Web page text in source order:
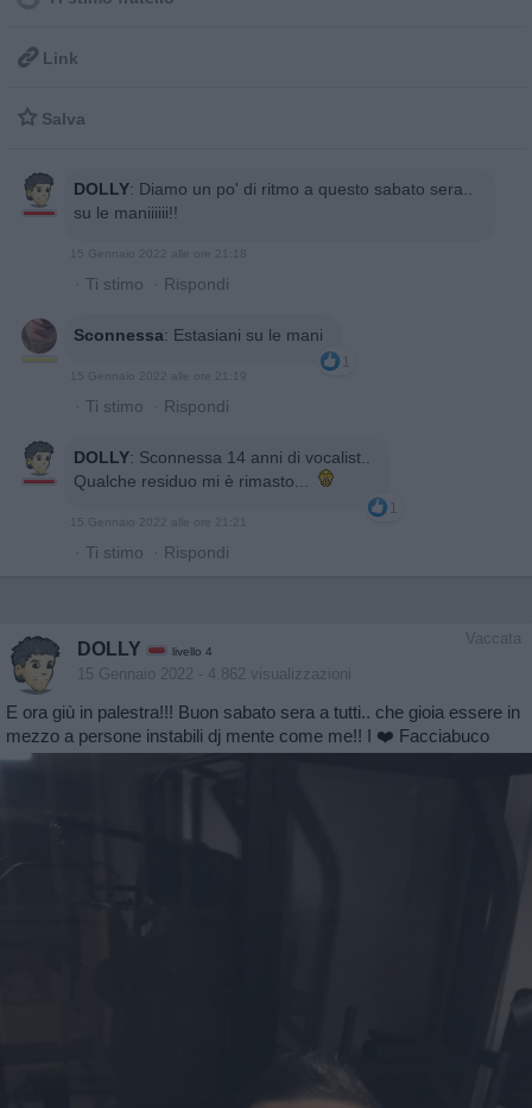
 Link
 Salva
DOLLY: Diamo un po' di ritmo a questo sabato sera..
su le maniiiiii!!
15 Gennaio 2022 alle ore 21:18
· Ti stimo · Rispondi
Sconnessa: Estasiani su le mani
1
15 Gennaio 2022 alle ore 21:19
· Ti stimo · Rispondi
DOLLY: Sconnessa 14 anni di vocalist..
Qualche residuo mi è rimasto...
1
15 Gennaio 2022 alle ore 21:21
· Ti stimo · Rispondi
Vaccata
DOLLY livello 4
15 Gennaio 2022 - 4.862 visualizzazioni
E ora giù in palestra!!! Buon sabato sera a tutti.. che gioia essere in
mezzo a persone instabili dj mente come me!! I ❤️ Facciabuco